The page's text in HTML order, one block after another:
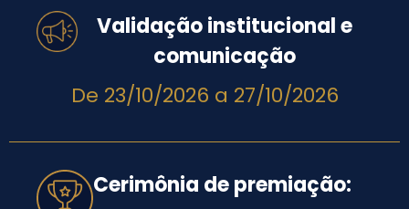
Validação institucional e
comunicação​
De 23/10/2026 a 27/10/2026
Cerimônia de premiação: